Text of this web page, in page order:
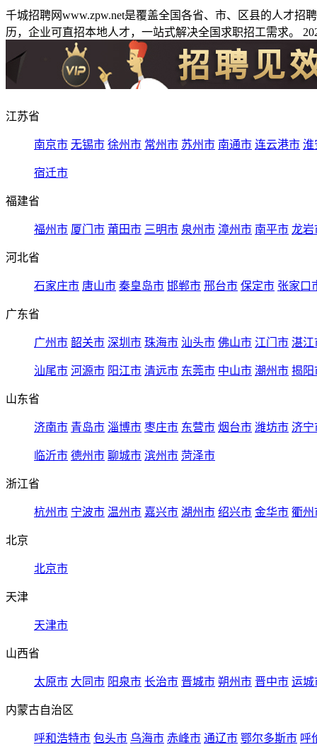
千城招聘网www.zpw.net是覆盖全国各省、市、区县的人才
历，企业可直招本地人才，一站式解决全国求职招工需求。
江苏省
南京市 无锡市 徐州市 常州市 苏州市 南通市 连云港市 淮
宿迁市
福建省
福州市 厦门市 莆田市 三明市 泉州市 漳州市 南平市 龙岩
河北省
石家庄市 唐山市 秦皇岛市 邯郸市 邢台市 保定市 张家口
广东省
广州市 韶关市 深圳市 珠海市 汕头市 佛山市 江门市 湛江
汕尾市 河源市 阳江市 清远市 东莞市 中山市 潮州市 揭阳
山东省
济南市 青岛市 淄博市 枣庄市 东营市 烟台市 潍坊市 济宁
临沂市 德州市 聊城市 滨州市 菏泽市
浙江省
杭州市 宁波市 温州市 嘉兴市 湖州市 绍兴市 金华市 衢州
北京
北京市
天津
天津市
山西省
太原市 大同市 阳泉市 长治市 晋城市 朔州市 晋中市 运城
内蒙古自治区
呼和浩特市 包头市 乌海市 赤峰市 通辽市 鄂尔多斯市 呼